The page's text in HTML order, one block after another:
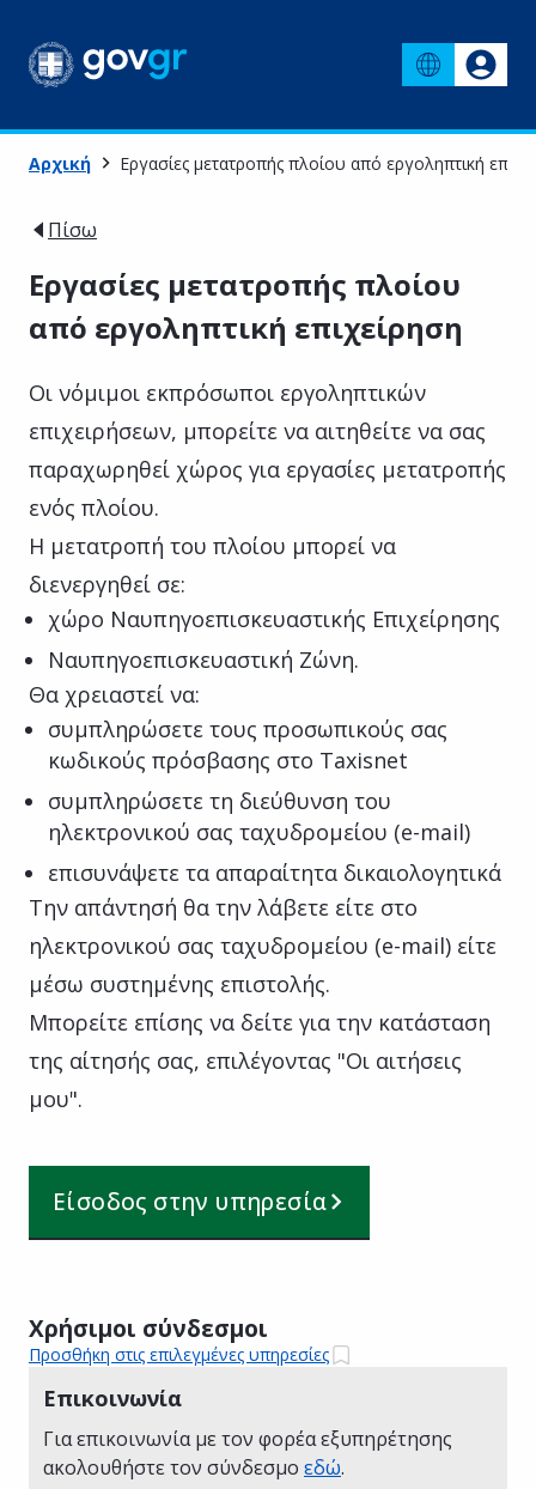
Αρχική Εργασίες μετατροπής πλοίου από εργοληπτική
Πίσω
Εργασίες μετατροπής πλοίου
από εργοληπτική επιχείρηση
Οι νόμιμοι εκπρόσωποι εργοληπτικών
επιχειρήσεων, μπορείτε να αιτηθείτε να σας
παραχωρηθεί χώρος για εργασίες μετατροπής
ενός πλοίου.
Η μετατροπή του πλοίου μπορεί να
διενεργηθεί σε:
χώρο Ναυπηγοεπισκευαστικής Επιχείρησης
Ναυπηγοεπισκευαστική Ζώνη.
Θα χρειαστεί να:
συμπληρώσετε τους προσωπικούς σας
κωδικούς πρόσβασης στο Taxisnet
συμπληρώσετε τη διεύθυνση του
ηλεκτρονικού σας ταχυδρομείου (e-mail)
επισυνάψετε τα απαραίτητα δικαιολογητικά
Την απάντησή θα την λάβετε είτε στο
ηλεκτρονικού σας ταχυδρομείου (e-mail) είτε
μέσω συστημένης επιστολής.
Μπορείτε επίσης να δείτε για την κατάσταση
της αίτησής σας, επιλέγοντας "Οι αιτήσεις
μου".
Είσοδος στην υπηρεσία
Χρήσιμοι σύνδεσμοι
Προσθήκη στις επιλεγμένες υπηρεσίες
Επικοινωνία
Για επικοινωνία με τον φορέα εξυπηρέτησης
ακολουθήστε τον σύνδεσμο εδώ.